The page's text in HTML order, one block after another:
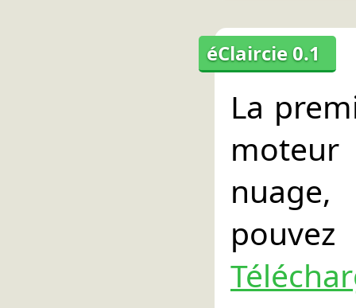
éClaircie 0.1
La